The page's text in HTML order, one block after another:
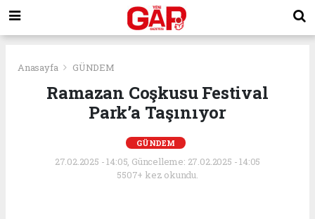
Anasayfa GÜNDEM
Ramazan Coşkusu Festival
Park’a Taşınıyor
GÜNDEM
27.02.2025 - 14:05, Güncelleme: 27.02.2025 - 14:05
5507+ kez okundu.